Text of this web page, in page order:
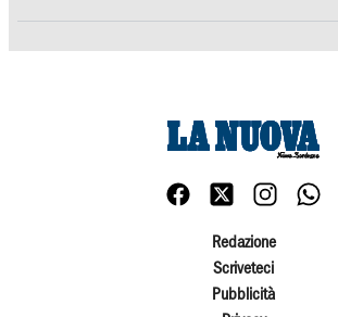
Redazione
Scriveteci
Pubblicità